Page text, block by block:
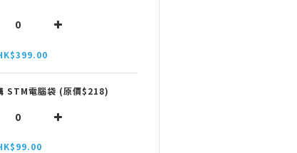
STM電腦袋 (原價$218)